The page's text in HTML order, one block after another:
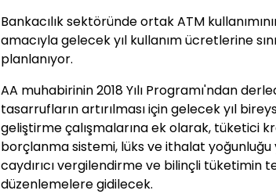
Bankacılık sektöründe ortak ATM
amacıyla gelecek yıl kullanım ücretlerine
planlanıyor.
AA muhabirinin 2018 Yılı Programı'ndan
tasarrufların artırılması için gelecek yıl
geliştirme çalışmalarına ek olarak, tüketici
borçlanma sistemi, lüks ve ithalat
caydırıcı vergilendirme ve bilinçli tüketimin
düzenlemelere gidilecek.